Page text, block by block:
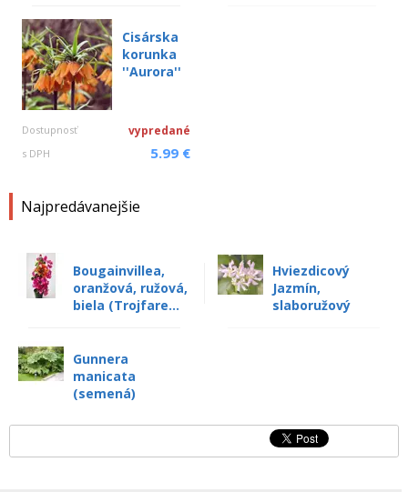
Cisárska
korunka
''Aurora''
Dostupnosť vypredané
s DPH 5.99 €
Najpredávanejšie
Bougainvillea,
oranžová, ružová,
biela (Trojfare...
Hviezdicový
Jazmín,
slaboružový
Gunnera
manicata
(semená)